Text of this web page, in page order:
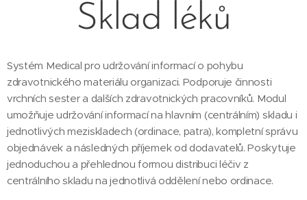
Sklad léků
Systém Medical pro udržování informací o pohybu
zdravotnického materiálu organizaci. Podporuje činnosti
vrchních sester a dalších zdravotnických pracovníků. Modul
umožňuje udržování informací na hlavním (centrálním) skladu i
jednotlivých meziskladech (ordinace, patra), kompletní správu
objednávek a následných příjemek od dodavatelů. Poskytuje
jednoduchou a přehlednou formou distribuci léčiv z
centrálního skladu na jednotlivá oddělení nebo ordinace.